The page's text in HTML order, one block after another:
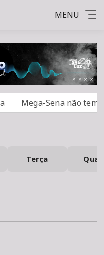
MENU
Mega-Sena não tem
Terça